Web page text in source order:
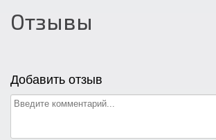
Отзывы
Добавить отзыв